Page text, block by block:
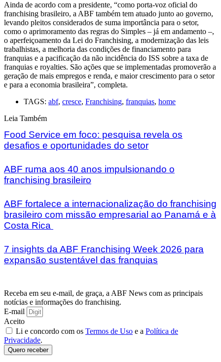
Ainda de acordo com a presidente, “como porta-voz oficial do
franchising brasileiro, a ABF também tem atuado junto ao governo,
levando pleitos considerados de suma importância para o setor,
como o aprimoramento das regras do Simples – já em andamento –,
o aperfeiçoamento da Lei do Franchising, a modernização das leis
trabalhistas, a melhoria das condições de financiamento para
franquias e a pacificação da não incidência do ISS sobre a taxa de
franquias e royalties. São ações que se implementadas promoverão a
geração de mais empregos e renda, e maior crescimento para o setor
e para a economia brasileira”, completa.
TAGS: abf, cresce, Franchising, franquias, home
Leia Também
Food Service em foco: pesquisa revela os
desafios e oportunidades do setor
ABF ruma aos 40 anos impulsionando o
franchising brasileiro
ABF fortalece a internacionalização do franchising
brasileiro com missão empresarial ao Panamá e à
Costa Rica
7 insights da ABF Franchising Week 2026 para
expansão sustentável das franquias
Receba em seu e-mail, de graça, a ABF News com as principais
notícias e informações do franchising.
E-mail
Aceito
Li e concordo com os Termos de Uso e a Política de
Privacidade.
Quero receber